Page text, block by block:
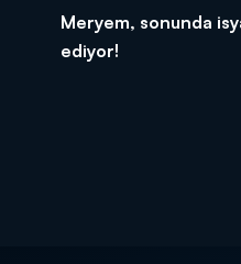
Meryem, sonunda
ediyor!